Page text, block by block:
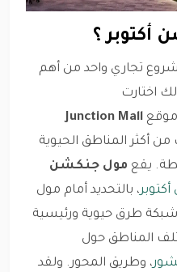
أكتوبر ؟
تجاري واحد من أهم
اختارت
موقع Junction Mall
من أكثر المناطق الحيوية
يقع مول جنكشن
، بالتحديد أمام مول
طرق حيوية ورئيسية
المناطق حول
، وطريق المحور. ولقد